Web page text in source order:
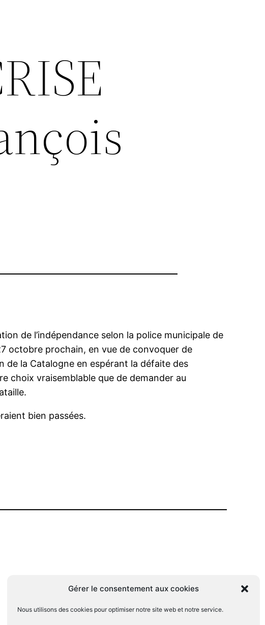
Gérer le consentement aux cookies
Nous utilisons des cookies pour optimiser notre site web et notre service.
de l’indépendance selon la police municipale de
octobre prochain, en vue de convoquer de
de la Catalogne en espérant la défaite des
choix vraisemblable que de demander au
bien passées.